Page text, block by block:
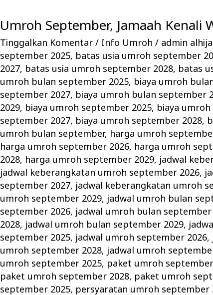
Umroh September, Jamaah Kenali
Tinggalkan Komentar / Info Umroh / admin
september 2025, batas usia umroh september
2027, batas usia umroh september 2028, batas
umroh bulan september 2025, biaya umroh
september 2027, biaya umroh bulan september
2029, biaya umroh september 2025, biaya
september 2027, biaya umroh september 2028,
umroh bulan september, harga umroh
harga umroh september 2026, harga umroh
2028, harga umroh september 2029, jadwal
jadwal keberangkatan umroh september 2026,
september 2027, jadwal keberangkatan umroh
umroh september 2029, jadwal umroh bulan
september 2026, jadwal umroh bulan september
2028, jadwal umroh bulan september 2029,
september 2025, jadwal umroh september 2026,
umroh september 2028, jadwal umroh
umroh september 2025, paket umroh
paket umroh september 2028, paket umroh
september 2025, persyaratan umroh september
Umroh
September,
Jamaah
Kenali
Wajib
dan
Larangan
Umroh!